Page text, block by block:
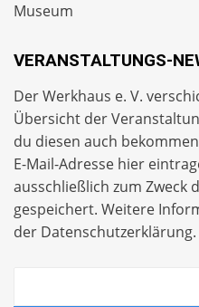
Museum
VERANSTALTUNGS-
Der Werkhaus e. V.
Übersicht der
du diesen auch
E-Mail-Adresse hier
ausschließlich zum Zweck
gespeichert. Weitere
der Datenschutzerklärung.